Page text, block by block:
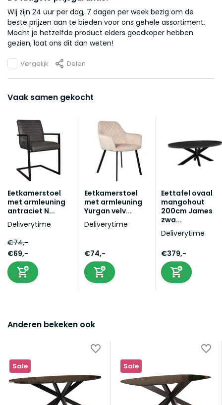
Wij zijn 24 uur per dag, 7 dagen per week bezig om de
beste prijzen aan te bieden voor ons gehele assortiment.
Mocht je hetzelfde product elders goedkoper hebben
gezien, laat ons dit dan weten!
Vergelijk Delen
Vaak samen gekocht
Eetkamerstoel
met armleuning
antraciet N...
Deliverytime
€74,-
€69,-
Eetkamerstoel
met armleuning
Yurgan velv...
Deliverytime
€74,-
Eettafel ovaal
mangohout
200cm James
zwa...
Deliverytime
€379,-
Anderen bekeken ook
Sale Sale